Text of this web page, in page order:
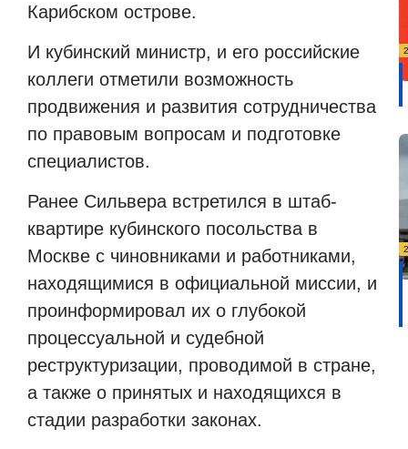
Карибском острове.
И кубинский министр, и его российские
коллеги отметили возможность
продвижения и развития сотрудничества
по правовым вопросам и подготовке
специалистов.
Ранее Сильвера встретился в штаб-
квартире кубинского посольства в
Москве с чиновниками и работниками,
находящимися в официальной миссии, и
проинформировал их о глубокой
процессуальной и судебной
реструктуризации, проводимой в стране,
а также о принятых и находящихся в
стадии разработки законах.